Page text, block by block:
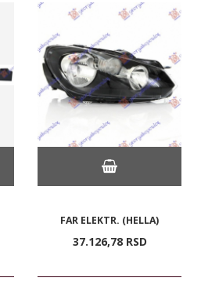
FAR ELEKTR. (HELLA)
37.126,78 RSD